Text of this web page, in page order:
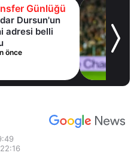
Günlüğü
Dursun'un
adresi belli
önce